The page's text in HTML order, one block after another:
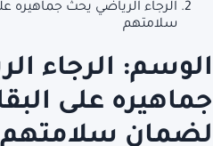
الرجاء الرياضي يحث جماهيره
سلامتهم
الوسم: الرجاء
جماهيره على
لضمان سلامتهم